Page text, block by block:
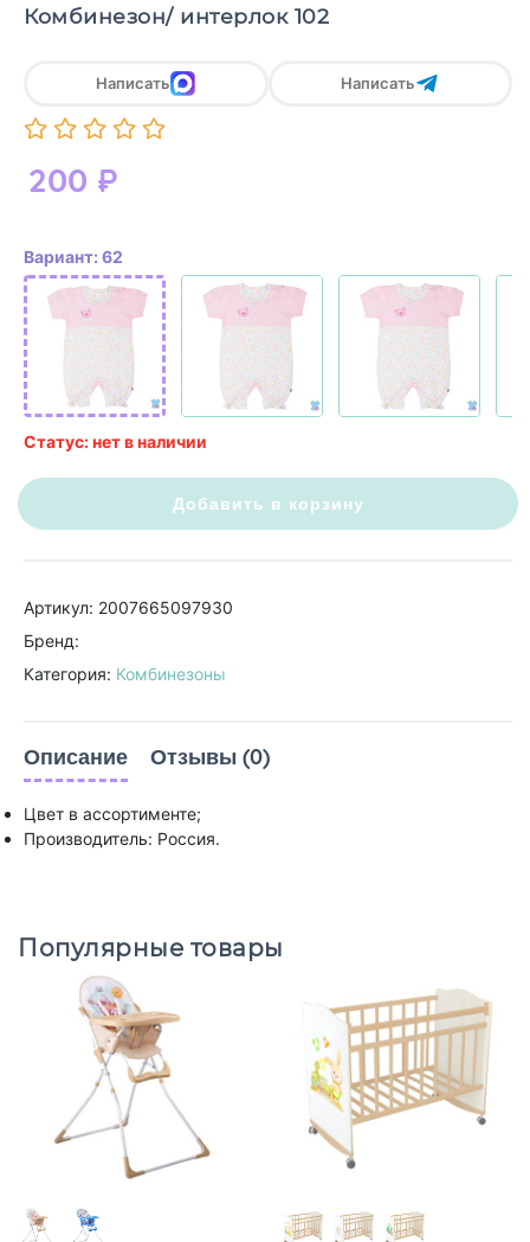
Комбинезон/ интерлок 102
200 ₽
Написать Написать
Вариант: 62
Статус: нет в наличии
Добавить в корзину
Артикул: 2007665097930
Бренд:
Категория: Комбинезоны
Описание Отзывы (0)
Цвет в ассортименте;
Производитель: Россия.
Популярные товары